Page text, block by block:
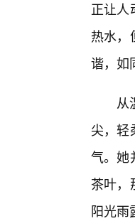
正让人
热水，
谐，如
从
尖，轻
气。她
茶叶，
阳光雨